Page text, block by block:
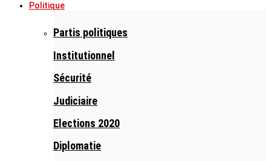
Politique
Partis politiques
Institutionnel
Sécurité
Judiciaire
Elections 2020
Diplomatie